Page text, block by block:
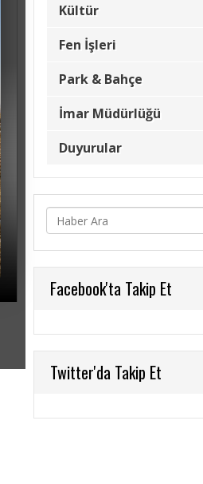
Kültür
Fen İşleri
Park & Bahçe
İmar Müdürlüğü
Duyurular
Facebook'ta Takip Et
Twitter'da Takip Et